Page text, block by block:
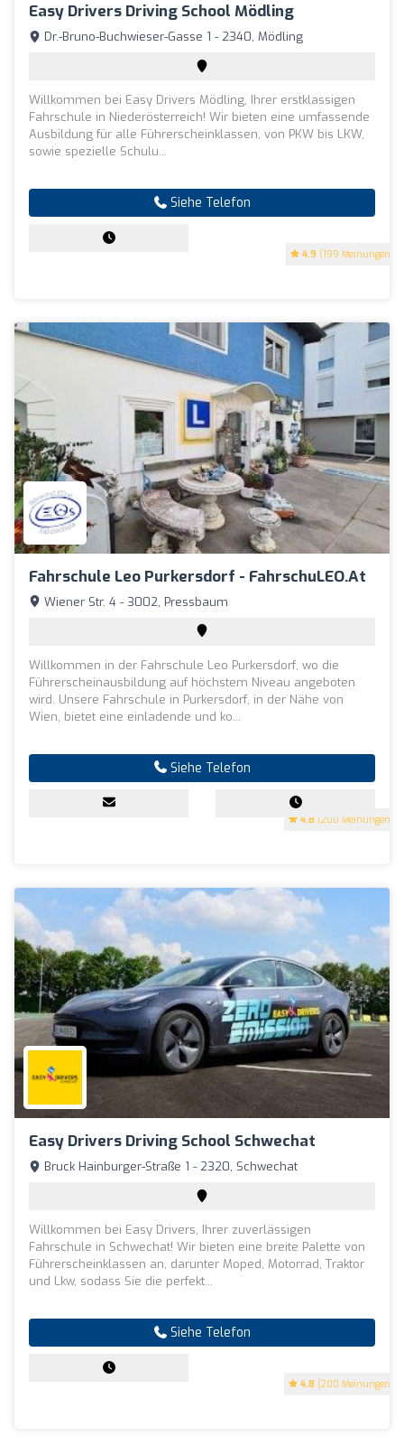
Easy Drivers Driving School Mödling
4.9 (199 Meinungen)
Dr.-Bruno-Buchwieser-Gasse 1 - 2340, Mödling
Willkommen bei Easy Drivers Mödling, Ihrer erstklassigen
Fahrschule in Niederösterreich! Wir bieten eine umfassende
Ausbildung für alle Führerscheinklassen, von PKW bis LKW,
sowie spezielle Schulu...
Siehe Telefon
Fahrschule Leo Purkersdorf - FahrschuLEO.at
4.8 (200 Meinungen)
Wiener Str. 4 - 3002, Pressbaum
Willkommen in der Fahrschule Leo Purkersdorf, wo die
Führerscheinausbildung auf höchstem Niveau angeboten
wird. Unsere Fahrschule in Purkersdorf, in der Nähe von
Wien, bietet eine einladende und ko...
Siehe Telefon
Easy Drivers Driving School Schwechat
4.8 (200 Meinungen)
Bruck Hainburger-Straße 1 - 2320, Schwechat
Willkommen bei Easy Drivers, Ihrer zuverlässigen
Fahrschule in Schwechat! Wir bieten eine breite Palette von
Führerscheinklassen an, darunter Moped, Motorrad, Traktor
und Lkw, sodass Sie die perfekt...
Siehe Telefon